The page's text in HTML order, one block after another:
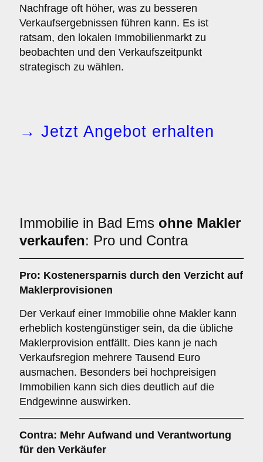
Nachfrage oft höher, was zu besseren
Verkaufsergebnissen führen kann. Es ist
ratsam, den lokalen Immobilienmarkt zu
beobachten und den Verkaufszeitpunkt
strategisch zu wählen.
→ Jetzt Angebot erhalten
Immobilie in Bad Ems ohne Makler
verkaufen: Pro und Contra
Pro: Kostenersparnis durch den Verzicht auf
Maklerprovisionen
Der Verkauf einer Immobilie ohne Makler kann
erheblich kostengünstiger sein, da die übliche
Maklerprovision entfällt. Dies kann je nach
Verkaufsregion mehrere Tausend Euro
ausmachen. Besonders bei hochpreisigen
Immobilien kann sich dies deutlich auf die
Endgewinne auswirken.
Contra: Mehr Aufwand und Verantwortung
für den Verkäufer